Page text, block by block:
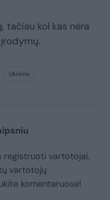
tačiau kol kas nėra
Ukraina
registruoti vartotojai.
vartotojų
komentaruose!